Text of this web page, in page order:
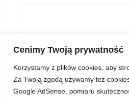
Cenimy Twoją prywatność
Korzystamy z plików cookies, aby
Za Twoją zgodą używamy też
Google AdSense, pomiaru